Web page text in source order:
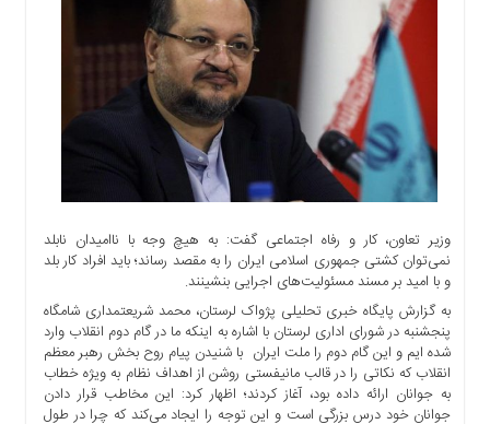
فرهنگی
علمی
آموزشی
دسترسی
سریع
ارتباط
وزیر تعاون، کار و رفاه اجتماعی گفت: به هیچ وجه با ناامیدان نابلد
نمی‌توان کشتی جمهوری اسلامی ایران را به مقصد رساند؛ باید افراد کار بلد
و با امید بر مسند مسئولیت‌های اجرایی بنشینند.
به گزارش پایگاه خبری تحلیلی پژواک لرستان، محمد شریعتمداری شامگاه
پنجشنبه در شورای اداری لرستان با اشاره به اینکه ما در گام دوم انقلاب وارد
شده ایم و این گام دوم را ملت ایران با شنیدن پیام روح بخش رهبر معظم
انقلاب که نکاتی را در قالب مانیفستی روشن از اهداف نظام به ویژه خطاب
به جوانان ارائه داده بود، آغاز کردند؛ اظهار کرد: این مخاطب قرار دادن
جوانان خود درس بزرگی است و این توجه را ایجاد می‌کند که چرا در طول